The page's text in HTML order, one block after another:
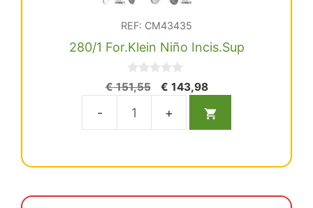
REF: CM43435
280/1 For.Klein Niño Incis.Sup
0
d
5
€151,55
El
original
era:
€ 143,98El
actual
es:
280/1
cantidad